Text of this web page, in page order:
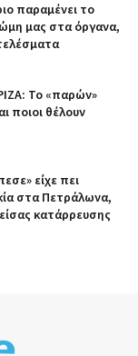
παραμένει το
μας στα όργανα,
Το «παρών»
ποιοι θέλουν
είχε πει
στα Πετράλωνα,
κατάρρευσης